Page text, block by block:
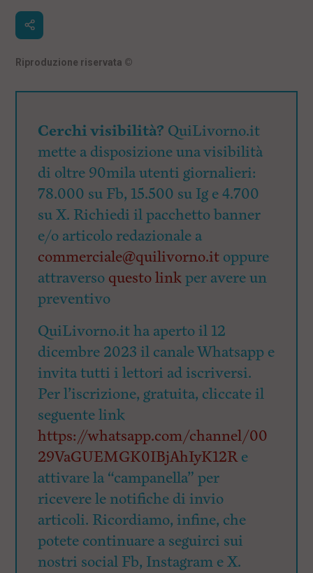
Riproduzione riservata ©
Cerchi visibilità? QuiLivorno.it
mette a disposizione una visibilità
di oltre 90mila utenti giornalieri:
78.000 su Fb, 15.500 su Ig e 4.700
su X. Richiedi il pacchetto banner
e/o articolo redazionale a
commerciale@quilivorno.it oppure
attraverso questo linkper avere un
preventivo
QuiLivorno.it ha aperto il 12
dicembre 2023 il canale Whatsapp e
invita tutti i lettori ad iscriversi.
Per l’iscrizione, gratuita, cliccate il
seguente link
https://whatsapp.com/channel/00
29VaGUEMGK0IBjAhIyK12Re
attivare la “campanella” per
ricevere le notifiche di invio
articoli. Ricordiamo, infine, che
potete continuare a seguirci sui
nostri social Fb, Instagram e X.